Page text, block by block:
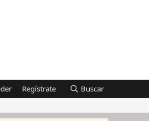
Regístrate Buscar